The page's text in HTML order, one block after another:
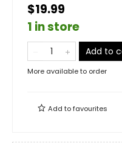
$19.99
1 in store
Add to
More available to order
Add tofavourites